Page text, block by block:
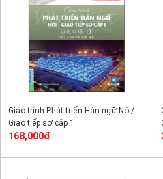
Giáo trình Phát triển Hán ngữ Nói/
Giao tiếp sơ cấp 1
168,000đ